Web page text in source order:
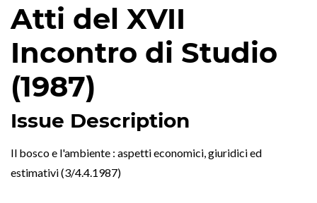
Atti del XVII
Incontro di Studio
(1987)
Issue Description
Il bosco e l'ambiente : aspetti economici, giuridici ed
estimativi (3/4.4.1987)